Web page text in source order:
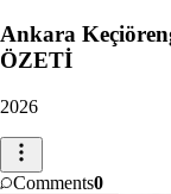
Ankara
ÖZETİ
2026
Comments0